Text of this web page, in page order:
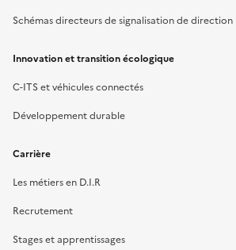
Schémas directeurs de signalisation de direction
Innovation et transition écologique
C-ITS et véhicules connectés
Développement durable
Carrière
Les métiers en D.I.R
Recrutement
Stages et apprentissages